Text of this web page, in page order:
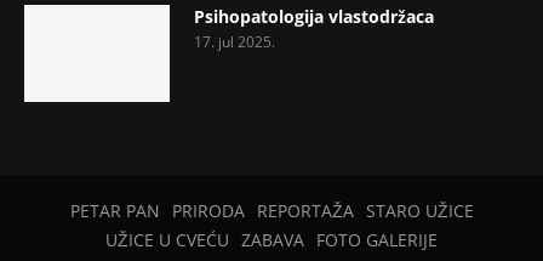
Psihopatologija vlastodržaca
17. jul 2025.
PETAR PAN PRIRODA REPORTAŽA
STARO UŽICE
UŽICE U CVEĆU ZABAVA FOTO GALERIJE